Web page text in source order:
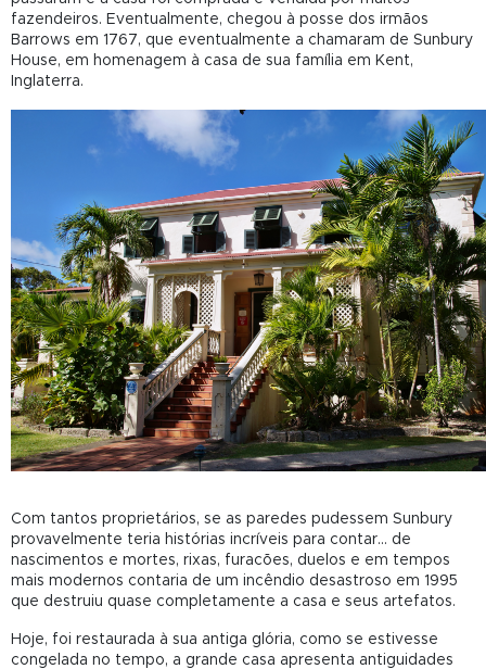
fazendeiros. Eventualmente, chegou à posse dos irmãos
Barrows em 1767, que eventualmente a chamaram de Sunbury
House, em homenagem à casa de sua família em Kent,
Inglaterra.
Com tantos proprietários, se as paredes pudessem Sunbury
provavelmente teria histórias incríveis para contar... de
nascimentos e mortes, rixas, furacões, duelos e em tempos
mais modernos contaria de um incêndio desastroso em 1995
que destruiu quase completamente a casa e seus artefatos.
Hoje, foi restaurada à sua antiga glória, como se estivesse
congelada no tempo, a grande casa apresenta antiguidades